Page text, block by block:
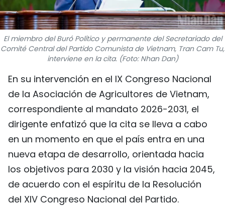
ENGLISH
中文
FRANÇAIS
РУССКИЙ
El miembro del Buró Político y permanente del Secretariado del
Comité Central del Partido Comunista de Vietnam, Tran Cam Tu,
interviene en la cita. (Foto: Nhan Dan)
En su intervención en el IX Congreso Nacional
de la Asociación de Agricultores de Vietnam,
correspondiente al mandato 2026-2031, el
dirigente enfatizó que la cita se lleva a cabo
en un momento en que el país entra en una
nueva etapa de desarrollo, orientada hacia
los objetivos para 2030 y la visión hacia 2045,
de acuerdo con el espíritu de la Resolución
del XIV Congreso Nacional del Partido.